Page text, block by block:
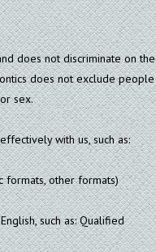
does not discriminate on the
does not exclude people
sex.
with us, such as:
other formats)
such as: Qualified